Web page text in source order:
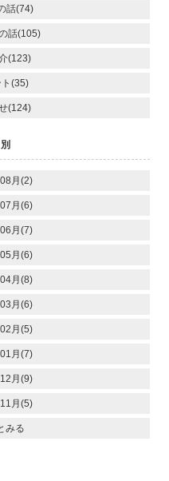
話(74)
話(105)
(123)
ト(35)
(124)
月(2)
月(6)
月(7)
月(6)
月(8)
月(6)
月(5)
月(7)
月(9)
月(5)
みる